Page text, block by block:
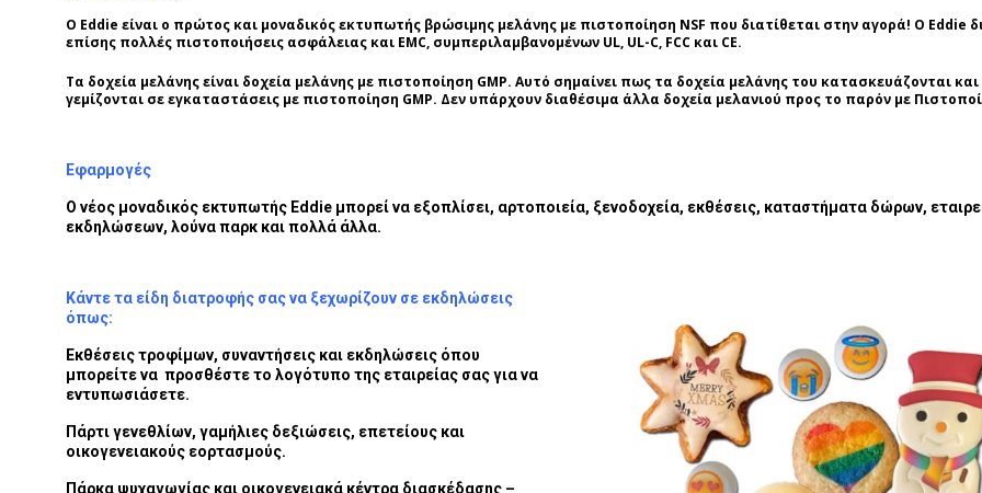
Ο Eddie είναι ο πρώτος και μοναδικός εκτυπωτής βρώσιμης μελάνης με πιστοποίηση NSF που διατίθεται στην αγορά! Ο Eddie
επίσης πολλές πιστοποιήσεις ασφάλειας και EMC, συμπεριλαμβανομένων UL, UL-C, FCC και CE.
Τα δοχεία μελάνης είναι δοχεία μελάνης με πιστοποίηση GMP. Αυτό σημαίνει πως τα δοχεία μελάνης του κατασκευάζονται και
γεμίζονται σε εγκαταστάσεις με πιστοποίηση GMP. Δεν υπάρχουν διαθέσιμα άλλα δοχεία μελανιού προς το παρόν με
Εφαρμογές
Ο νέος μοναδικός εκτυπωτής Eddie μπορεί να εξοπλίσει, αρτοποιεία, ξενοδοχεία, εκθέσεις, καταστήματα δώρων,
εκδηλώσεων, λούνα παρκ και πολλά άλλα.
Κάντε τα είδη διατροφής σας να ξεχωρίζουν σε εκδηλώσεις
όπως:
Εκθέσεις τροφίμων, συναντήσεις και εκδηλώσεις όπου
μπορείτε να προσθέστε το λογότυπο της εταιρείας σας για να
εντυπωσιάσετε.
Πάρτι γενεθλίων, γαμήλιες δεξιώσεις, επετείους και
οικογενειακούς εορτασμούς.
Πάρκα ψυχαγωγίας και οικογενειακά κέντρα διασκέδασης –